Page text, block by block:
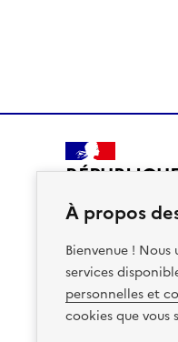
À propos
Bienvenue !
services
personnelles et
cookies que vous
Plan du site